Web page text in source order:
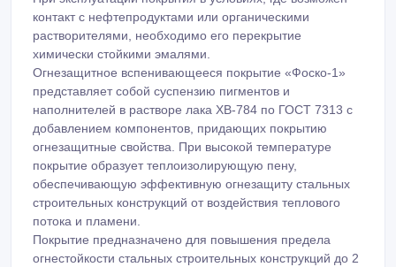
контакт с нефтепродуктами или органическими
растворителями, необходимо его перекрытие
химически стойкими эмалями.
Огнезащитное вспенивающееся покрытие «Фоско-1»
представляет собой суспензию пигментов и
наполнителей в растворе лака ХВ-784 по ГОСТ 7313 с
добавлением компонентов, придающих покрытию
огнезащитные свойства. При высокой температуре
покрытие образует теплоизолирующую пену,
обеспечивающую эффективную огнезащиту стальных
строительных конструкций от воздействия теплового
потока и пламени.
Покрытие предназначено для повышения предела
огнестойкости стальных строительных конструкций до 2